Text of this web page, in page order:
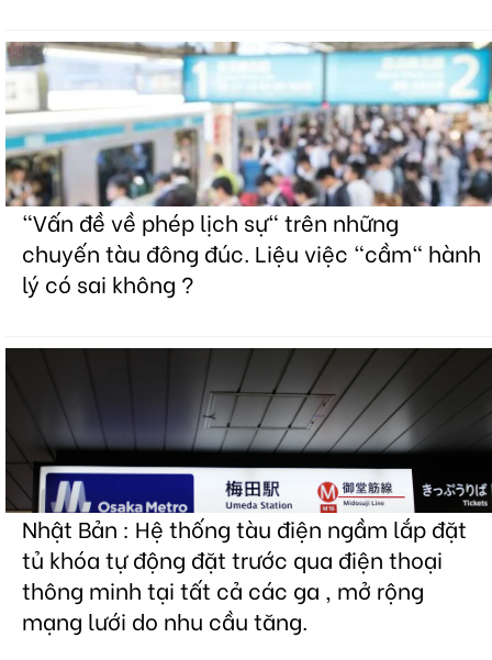
"Vấn đề về phép lịch sự" trên những
chuyến tàu đông đúc. Liệu việc "cầm" hành
lý có sai không ?
Nhật Bản : Hệ thống tàu điện ngầm lắp đặt
tủ khóa tự động đặt trước qua điện thoại
thông minh tại tất cả các ga , mở rộng
mạng lưới do nhu cầu tăng.